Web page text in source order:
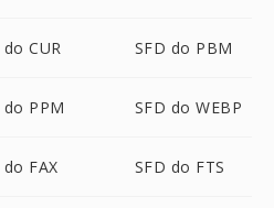
do CUR SFD do PBM
do PPM SFD do WEBP
do FAX SFD do FTS